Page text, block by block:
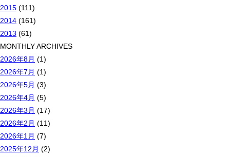
2015 (111)
2014 (161)
2013 (61)
MONTHLY ARCHIVES
2026年8月 (1)
2026年7月 (1)
2026年5月 (3)
2026年4月 (5)
2026年3月 (17)
2026年2月 (11)
2026年1月 (7)
2025年12月 (2)